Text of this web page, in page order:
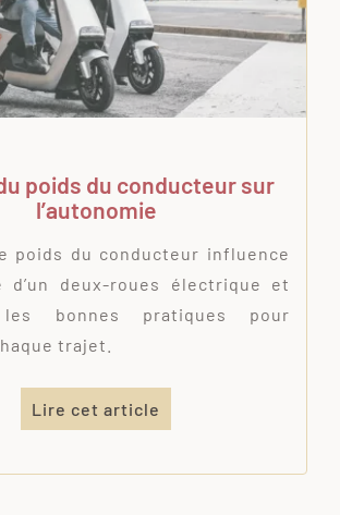
poids du conducteur sur
l’autonomie
poids du conducteur influence
d’un deux-roues électrique et
les bonnes pratiques pour
trajet.
Lire cet article